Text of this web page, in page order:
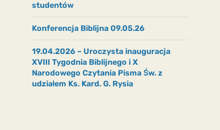
studentów
Konferencja Biblijna 09.05.26
19.04.2026 – Uroczysta inauguracja
XVIII Tygodnia Biblijnego i X
Narodowego Czytania Pisma Św. z
udziałem Ks. Kard. G. Rysia